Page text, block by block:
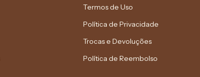
Termos de Uso
Política de Privacidade
Trocas e Devoluções
Política de Reembolso